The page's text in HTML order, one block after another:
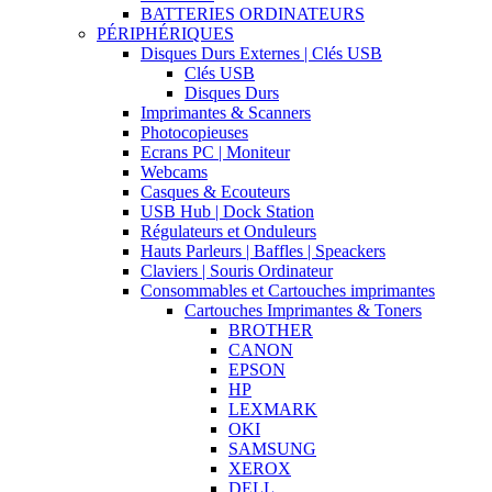
BATTERIES ORDINATEURS
PÉRIPHÉRIQUES
Disques Durs Externes | Clés USB
Clés USB
Disques Durs
Imprimantes & Scanners
Photocopieuses
Ecrans PC | Moniteur
Webcams
Casques & Ecouteurs
USB Hub | Dock Station
Régulateurs et Onduleurs
Hauts Parleurs | Baffles | Speackers
Claviers | Souris Ordinateur
Consommables et Cartouches imprimantes
Cartouches Imprimantes & Toners
BROTHER
CANON
EPSON
HP
LEXMARK
OKI
SAMSUNG
XEROX
DELL